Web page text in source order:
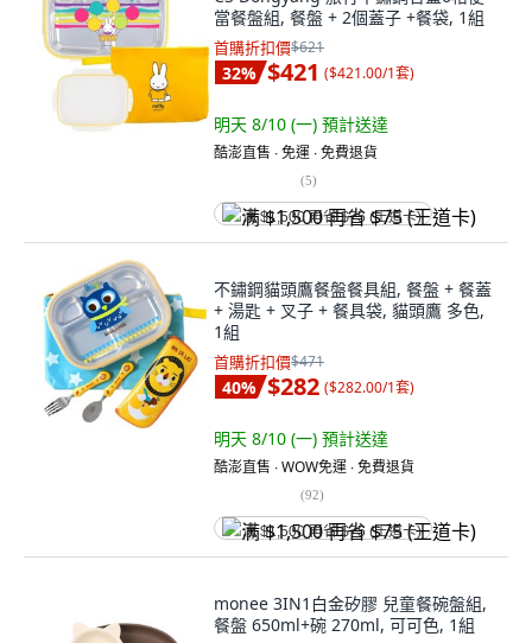
當餐盤組, 餐盤 + 2個蓋子 +餐袋, 1組
首購折扣價$621
32% $421 ($421.00/1套)
明天 8/10 (一) 預計送達
酷澎直售 ∙ 免運 ∙ 免費退貨
(5)
满 $1,500 再省 $75 (王道卡)
不鏽鋼貓頭鷹餐盤餐具組, 餐盤 + 餐蓋
+ 湯匙 + 叉子 + 餐具袋, 貓頭鷹 多色,
1組
首購折扣價$471
40% $282 ($282.00/1套)
明天 8/10 (一) 預計送達
酷澎直售 ∙ WOW免運 ∙ 免費退貨
(92)
满 $1,500 再省 $75 (王道卡)
monee 3IN1白金矽膠 兒童餐碗盤組,
餐盤 650ml+碗 270ml, 可可色, 1組